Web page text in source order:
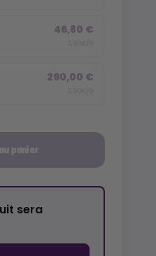
46,80 €
290,00 €
panier
sera